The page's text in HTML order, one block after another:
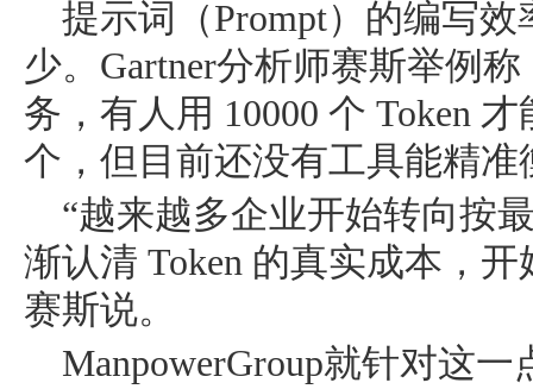
提示词（Prompt）的编写
少。Gartner分析师赛斯举例
务，有人用 10000 个 Token
个，但目前还没有工具能精
“越来越多企业开始转向按
渐认清 Token 的真实成本，
赛斯说。
ManpowerGroup就针对这